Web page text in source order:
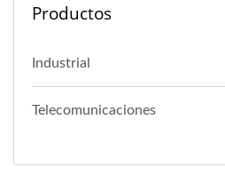
Productos
Industrial
Telecomunicaciones